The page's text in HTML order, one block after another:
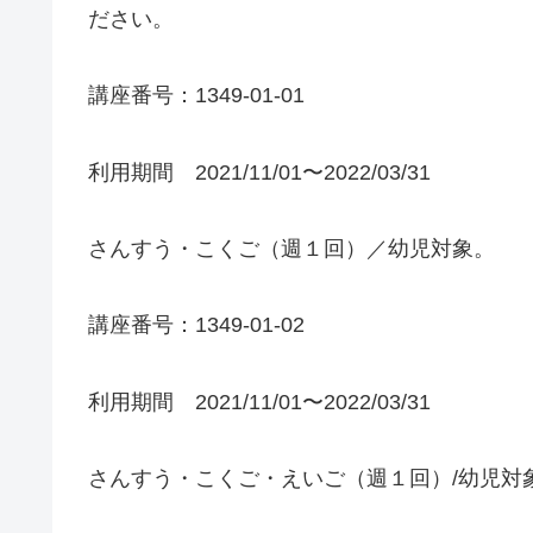
ださい。
講座番号：1349-01-01
利用期間 2021/11/01〜2022/03/31
さんすう・こくご（週１回）／幼児対象。
講座番号：1349-01-02
利用期間 2021/11/01〜2022/03/31
さんすう・こくご・えいご（週１回）/幼児対